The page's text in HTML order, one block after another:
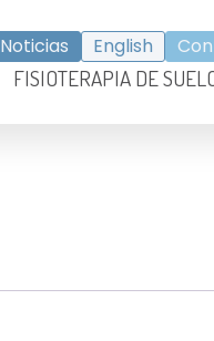
Noticias English
FISIOTERAPIA DE